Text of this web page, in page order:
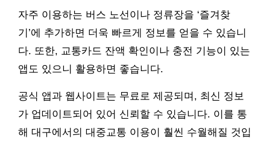
자주 이용하는 버스 노선이나 정류장을 ‘즐겨찾
기’에 추가하면 더욱 빠르게 정보를 얻을 수 있습니
다. 또한, 교통카드 잔액 확인이나 충전 기능이 있는
앱도 있으니 활용하면 좋습니다.
공식 앱과 웹사이트는 무료로 제공되며, 최신 정보
가 업데이트되어 있어 신뢰할 수 있습니다. 이를 통
해 대구에서의 대중교통 이용이 훨씬 수월해질 것입